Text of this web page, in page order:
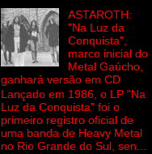
ASTAROTH:
"Na Luz da
Conquista",
marco inicial do
Metal Gaúcho,
ganhará versão em CD
Lançado em 1986, o LP "Na
Luz da Conquista" foi o
primeiro registro oficial de
uma banda de Heavy Metal
no Rio Grande do Sul, sen...